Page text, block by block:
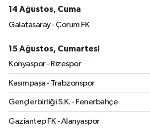
14 Ağustos, Cuma
Galatasaray - Çorum FK
15 Ağustos, Cumartesi
Konyaspor - Rizespor
Kasımpaşa - Trabzonspor
Gençlerbirliği S.K. - Fenerbahçe
Gaziantep FK - Alanyaspor